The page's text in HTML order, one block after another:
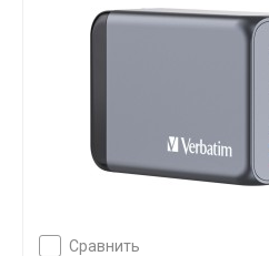
сравнить